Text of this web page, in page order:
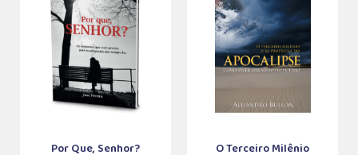
Por Que, Senhor? O Terceiro Milênio